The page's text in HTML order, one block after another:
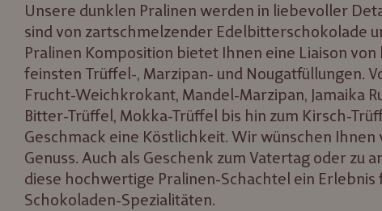
Unsere dunklen Pralinen werden in liebevoller
sind von zartschmelzender Edelbitterschokolade
Pralinen Komposition bietet Ihnen eine Liaison
feinsten Trüffel-, Marzipan- und Nougatfüllungen.
Frucht-Weichkrokant, Mandel-Marzipan, Jamaika
Bitter-Trüffel, Mokka-Trüffel bis hin zum Kirsch-
Geschmack eine Köstlichkeit. Wir wünschen Ihnen
Genuss. Auch als Geschenk zum Vatertag oder zu
diese hochwertige Pralinen-Schachtel ein
Schokoladen-Spezialitäten.